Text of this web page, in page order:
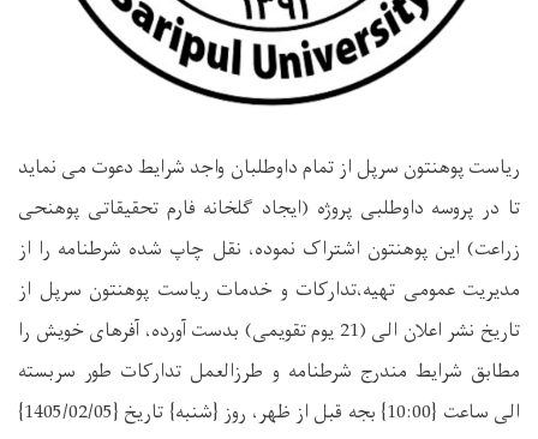
ریاست پوهنتون سرپل از تمام داوطلبان واجد شرایط دعوت می نماید
تا در پروسه داوطلبی پروژه (ایجاد گلخانه فارم تحقیقاتی پوهنحی
زراعت) این پوهنتون اشتراک نموده، نقل چاپ شده شرطنامه را از
مدیریت عمومی تهیه،تدارکات و خدمات ریاست پوهنتون سرپل از
تاریخ نشر اعلان الی (21 یوم تقویمی) بدست آورده، آفرهای خویش را
مطابق شرایط مندرج شرطنامه و طرزالعمل تدارکات طور سربسته
الی ساعت {10:00} بجه قبل از ظهر، روز {شنبه} تاریخ {
05
/
02
/1405}